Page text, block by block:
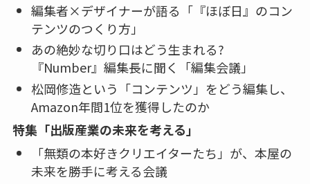
編集者×デザイナーが語る「『ほぼ日』のコン
テンツのつくり方」
あの絶妙な切り口はどう生まれる?
『Number』編集長に聞く「編集会議」
松岡修造という「コンテンツ」をどう編集し、
Amazon年間1位を獲得したのか
特集「出版産業の未来を考える」
「無類の本好きクリエイターたち」が、本屋の
未来を勝手に考える会議